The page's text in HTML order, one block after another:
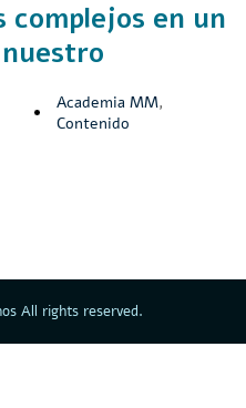
complejos en un
Academia MM,
Contenido
All rights reserved.